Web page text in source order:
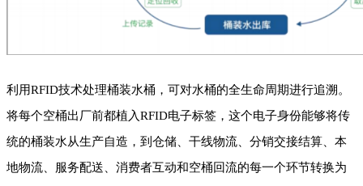
利用RFID技术处理桶装水桶，可对水桶的全生命周期进行追溯。
将每个空桶出厂前都植入RFID电子标签，这个电子身份能够将传
统的桶装水从生产自造，到仓储、干线物流、分销交接结算、本
地物流、服务配送、消费者互动和空桶回流的每一个环节转换为